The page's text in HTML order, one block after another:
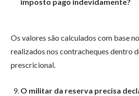
Os valores são calculados com base
realizados nos contracheques dentro
prescricional.
O militar da reserva precisa